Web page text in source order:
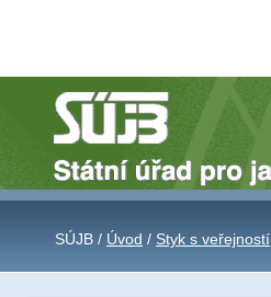
SÚJB / Úvod / Styk s veřejností